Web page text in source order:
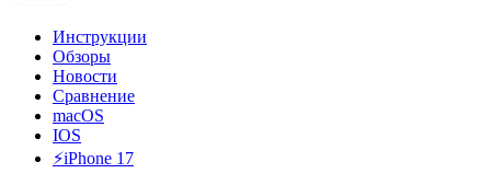
Инструкции
Обзоры
Новости
Сравнение
macOS
IOS
⚡️iPhone 17